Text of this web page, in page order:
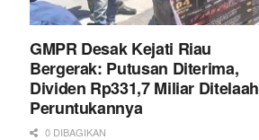
GMPR Desak Kejati Riau
Bergerak: Putusan Diterima,
Dividen Rp331,7 Miliar Ditelaah
Peruntukannya
0 DIBAGIKAN